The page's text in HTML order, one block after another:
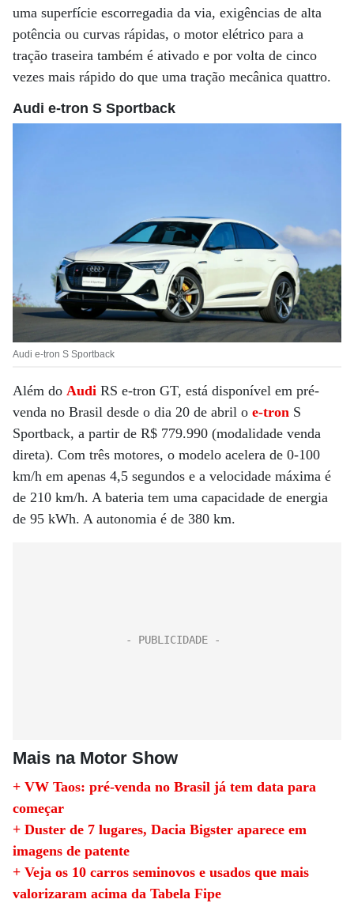
uma superfície escorregadia da via, exigências de alta
potência ou curvas rápidas, o motor elétrico para a
tração traseira também é ativado e por volta de cinco
vezes mais rápido do que uma tração mecânica quattro.
Audi e-tron S Sportback
Audi e-tron S Sportback
Além do Audi RS e-tron GT, está disponível em pré-
venda no Brasil desde o dia 20 de abril o e-tron S
Sportback, a partir de R$ 779.990 (modalidade venda
direta). Com três motores, o modelo acelera de 0-100
km/h em apenas 4,5 segundos e a velocidade máxima é
de 210 km/h. A bateria tem uma capacidade de energia
de 95 kWh. A autonomia é de 380 km.
Mais na Motor Show
+ VW Taos: pré-venda no Brasil já tem data para
começar
+ Duster de 7 lugares, Dacia Bigster aparece em
imagens de patente
+ Veja os 10 carros seminovos e usados que mais
valorizaram acima da Tabela Fipe